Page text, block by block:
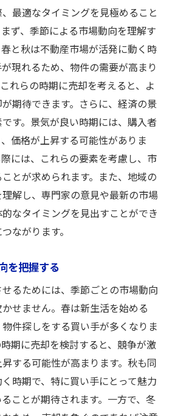
最適なタイミングを見極めること
ず、季節による市場動向を理解す
と秋は不動産市場が活発に動く時
現れるため、物件の需要が高まり
れらの時期に売却を考えると、よ
期待できます。さらに、経済の景
す。景気が良い時期には、購入者
価格が上昇する可能性がありま
には、これらの要素を考慮し、市
とが求められます。また、地域の
解し、専門家の意見や最新の市場
なタイミングを見出すことができ
ながります。
を把握する
るためには、季節ごとの市場動向
せません。春は新生活を始める
件探しをする買い手が多くなりま
期に売却を検討すると、競争が激
する可能性が高まります。秋も同
時期で、特に買い手にとって魅力
ことが期待されます。一方で、冬